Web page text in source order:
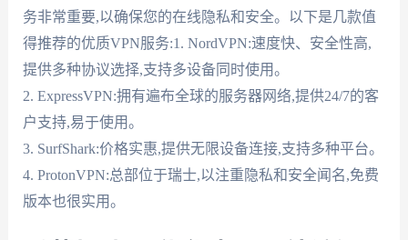
务非常重要,以确保您的在线隐私和安全。以下是几款值
得推荐的优质VPN服务:1. NordVPN:速度快、安全性高,
提供多种协议选择,支持多设备同时使用。
2. ExpressVPN:拥有遍布全球的服务器网络,提供24/7的客
户支持,易于使用。
3. SurfShark:价格实惠,提供无限设备连接,支持多种平台。
4. ProtonVPN:总部位于瑞士,以注重隐私和安全闻名,免费
版本也很实用。